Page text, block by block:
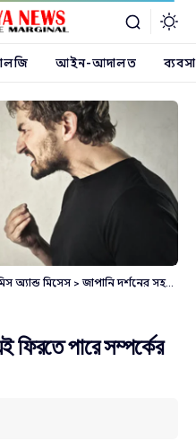
আইন-আদালত ব্যবসা
অ্যান্ড মিসেস>জাপানি দর্শনের সহজ উপায়েই ফিরতে পারে সম্পর্কের বোঝাপড়া
ফিরতে পারে সম্পর্কের